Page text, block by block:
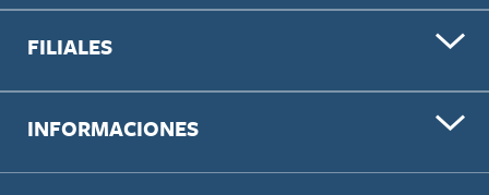
FILIALES
INFORMACIONES